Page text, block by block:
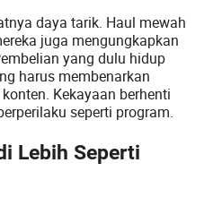
daya tarik. Haul mewah
juga mengungkapkan
yang dulu hidup
harus membenarkan
Kekayaan berhenti
seperti program.
Lebih Seperti